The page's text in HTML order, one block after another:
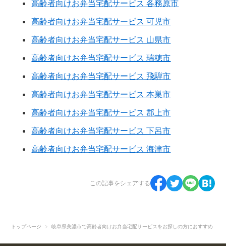
高齢者向けお弁当宅配サービス 各務原市
高齢者向けお弁当宅配サービス 可児市
高齢者向けお弁当宅配サービス 山県市
高齢者向けお弁当宅配サービス 瑞穂市
高齢者向けお弁当宅配サービス 飛騨市
高齢者向けお弁当宅配サービス 本巣市
高齢者向けお弁当宅配サービス 郡上市
高齢者向けお弁当宅配サービス 下呂市
高齢者向けお弁当宅配サービス 海津市
この記事をシェアする
トップページ 岐阜県美濃市で高齢者向けお弁当宅配サービスをお探しの方におすすめ